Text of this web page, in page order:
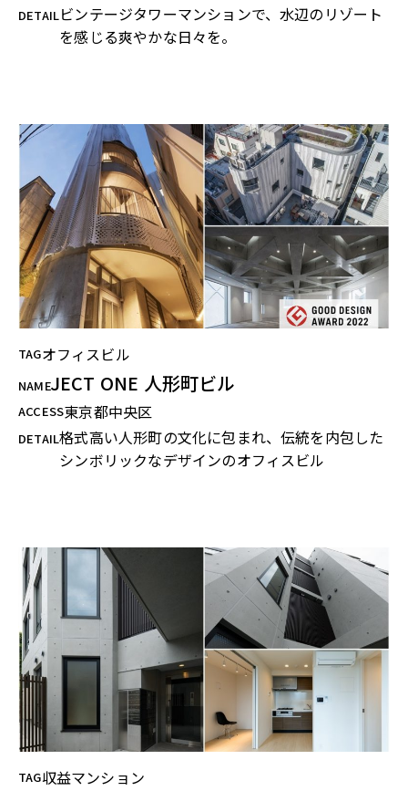
DETAILビンテージタワーマンションで、水辺のリゾート
を感じる爽やかな日々を。
TAGオフィスビル
NAMEJECT ONE 人形町ビル
ACCESS東京都中央区
DETAIL格式高い人形町の文化に包まれ、伝統を内包した
シンボリックなデザインのオフィスビル
TAG収益マンション